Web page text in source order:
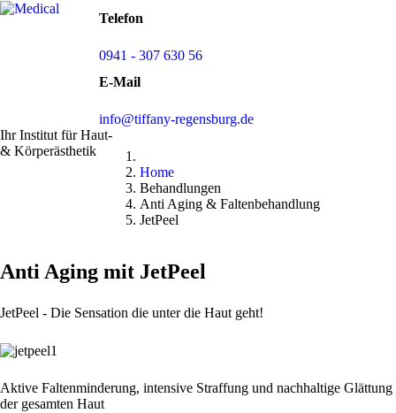
Telefon
0941 - 307 630 56
E-Mail
info@tiffany-regensburg.de
Ihr Institut für Haut-
& Körperästhetik
Home
Behandlungen
Anti Aging & Faltenbehandlung
JetPeel
Anti Aging mit JetPeel
JetPeel - Die Sensation die unter die Haut geht!
Aktive Faltenminderung, intensive Straffung und nachhaltige Glättung
der gesamten Haut